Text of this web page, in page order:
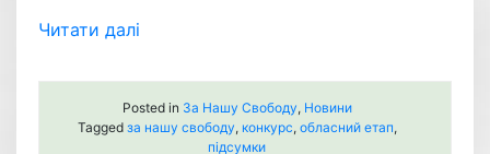
Читати далі
Posted in За Нашу Свободу, Новини
Tagged за нашу свободу, конкурс, обласний етап,
підсумки